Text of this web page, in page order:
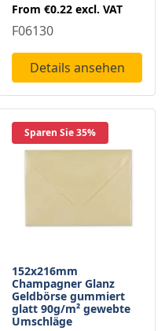
From €0.22 excl. VAT
F06130
Details ansehen
Sparen Sie 35%
152x216mm
Champagner Glanz
Geldbörse gummiert
glatt 90g/m² gewebte
Umschläge